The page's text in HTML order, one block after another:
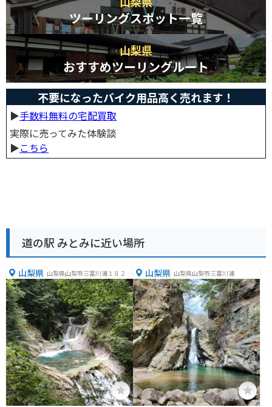
ツーリングスポット一覧
山梨県
おすすめツーリングルート
不要になったバイク用品高く売れます！
▶︎手数料無料の宅配買取
実際に売ってみた体験談
▶︎こちら
道の駅 みとみに近い場所
山梨県 山梨県山梨市三富川浦１８２２
−１３
山梨県 山梨県山梨市三富川浦